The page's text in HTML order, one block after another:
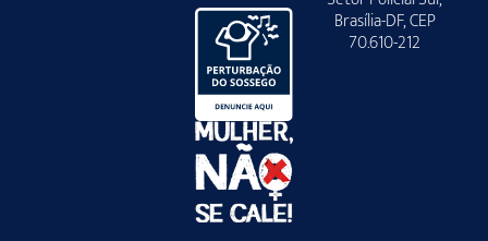
Brasília-DF, CEP
70.610-212